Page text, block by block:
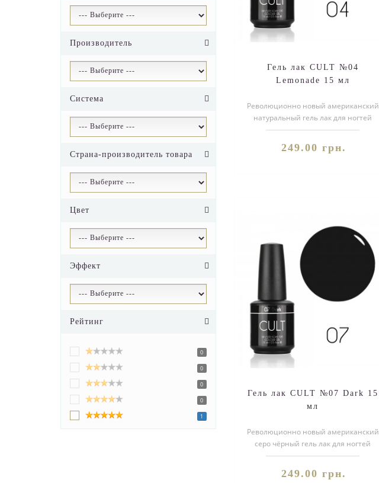
Производитель
Система
Страна-производитель товара
Цвет
Эффект
Рейтинг
0
0
0
0
1
Гель лак CULT №04
Lemonade 15 мл
Революционно новый американский
натуральный гель лак для ногтей
CULT №04 Lemonade. Благодаря
249.00 грн.
Гель лак CULT №07 Dark 15
мл
Революционно новый американский
серо чёрный гель лак для ногтей
CULT №07 Dark. Благодаря своей
249.00 грн.